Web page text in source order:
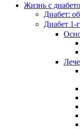
Жизнь с
Диабет:
Диабет 1-